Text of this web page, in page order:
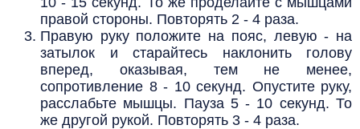
правой стороны. Повторять 2 - 4 раза.
Правую руку положите на пояс, левую - на
затылок и старайтесь наклонить голову
вперед, оказывая, тем не менее,
сопротивление 8 - 10 секунд. Опустите руку,
расслабьте мышцы. Пауза 5 - 10 секунд. То
же другой рукой. Повторять 3 - 4 раза.